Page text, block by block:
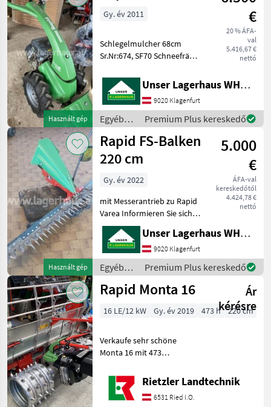
Használt gép
€
20 % ÁFA-
val
5.416,67 €
nettó
Gy. év 2011
Schlegelmulcher 68cm
Sr.Nr:674, SF70 Schneefräse
sich bitte vor Fahrt-Antritt
telefonisch, ob die von
Ihnen angefragte Maschine
aktuel
Unser Lagerhaus WHG, Kärnten, Klagenfurt
9020 Klagenfurt
Egyéb
mezőgazdasági
erőgépek
/ Rapid
Premium Plus kereskedő
Használt gép
Rapid FS-Balken
220 cm
5.000
€
ÁFA-val
kereskedőtől
4.424,78 €
nettó
Gy. év 2022
mit Messerantrieb zu Rapid
Varea Informieren Sie sich
bitte vor Fahrt-Antritt
telefonisch, ob die von
Ihnen angefragte Maschine
aktuell bei uns am Lager
steht. Wir
Unser Lagerhaus WHG, Kärnten, Klagenfurt
9020 Klagenfurt
Egyéb
mezőgazdasági
erőgépek
Premium Plus kereskedő
Rapid Monta 16
Ár
kérésre
16 LE/12 kW Gy. év 2019 473 h 220 cm
Verkaufe sehr schöne
Monta 16 mit 473
Scheinwerfer externer
Ansaugkanal Ölkühler mit
Rapid Multi-Twister 220
Rietzler Landtechnik
6531 Ried I.O.